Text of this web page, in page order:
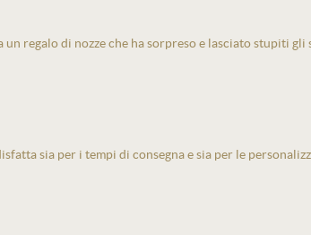
un regalo di nozze che ha sorpreso e lasciato stupiti
sia per i tempi di consegna e sia per le